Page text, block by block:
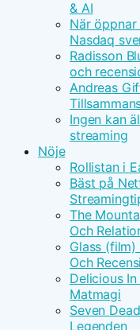
& AI
När öppnar
Nasdaq
Radisson
och
Andreas
Ingen kan
streaming
Nöje
Rollistan i
Bäst på
The
Och
Glass
Och
Delicious
Matmagi
Seven
Legenden